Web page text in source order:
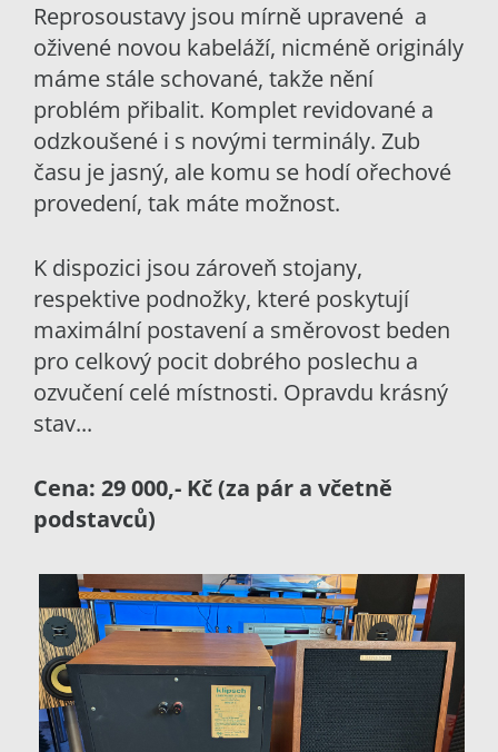
Reprosoustavy jsou mírně upravené a
oživené novou kabeláží, nicméně originály
máme stále schované, takže nění
problém přibalit. Komplet revidované a
odzkoušené i s novými terminály. Zub
času je jasný, ale komu se hodí ořechové
provedení, tak máte možnost.
K dispozici jsou zároveň stojany,
respektive podnožky, které poskytují
maximální postavení a směrovost beden
pro celkový pocit dobrého poslechu a
ozvučení celé místnosti. Opravdu krásný
stav...
Cena: 29 000,- Kč (za pár a včetně
podstavců)